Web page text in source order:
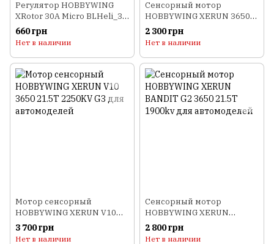
Регулятор HOBBYWING
XRotor 30A Micro BLHeli_32
2-5S для мультикоптеров
660 грн
Нет в наличии
Сенсорный мотор
HOBBYWING XERUN 3650
8.5T 4000kv для
автомоделей
2 300 грн
Нет в наличии
Мотор сенсорный
HOBBYWING XERUN V10
3650 21.5T 2250KV G3 для
автомоделей
3 700 грн
Нет в наличии
Сенсорный мотор
HOBBYWING XERUN
BANDIT G2 3650 21.5T
1900kv для автомоделей
2 800 грн
Нет в наличии